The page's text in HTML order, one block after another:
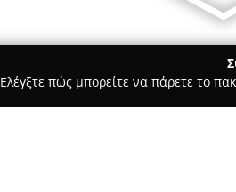
Ελέγξτε πώς μπορείτε να πάρετε το